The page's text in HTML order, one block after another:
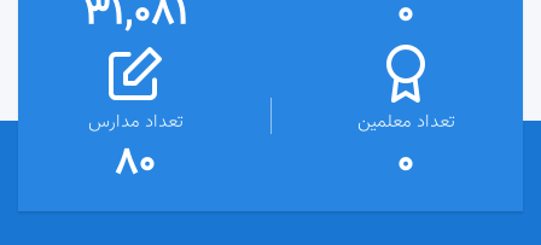
0
31,081
تعداد معلمین
0
تعداد مدارس
80